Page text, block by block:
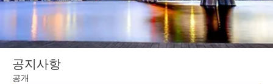
공지사항
공개